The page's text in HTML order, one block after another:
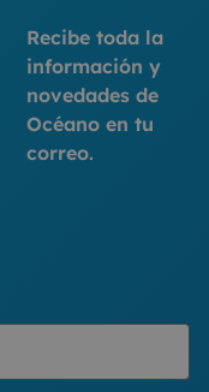
Recibe toda la
información y
novedades de
Océano en tu
correo.